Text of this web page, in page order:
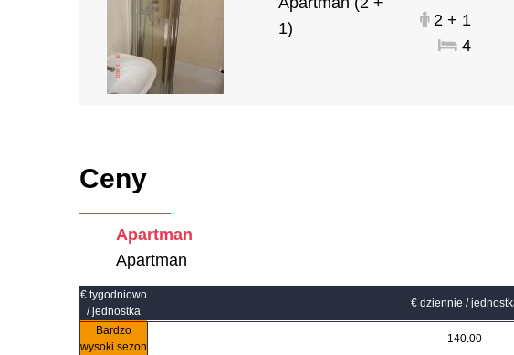
1)
2 + 1
4
Ceny
Apartman
Apartman
€ tygodniowo
/ jednostka
€ dziennie /
Bardzo
wysoki sezon
140.00